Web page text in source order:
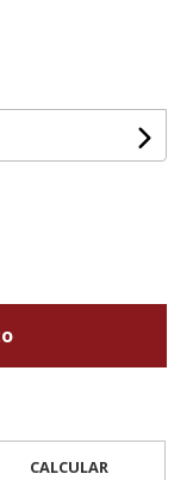
CALCULAR